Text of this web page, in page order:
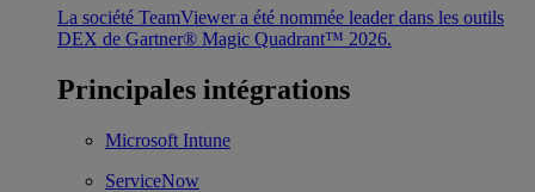
La société TeamViewer a été nommée leader dans les outils
DEX de Gartner® Magic Quadrant™ 2026.
Principales intégrations
Microsoft Intune
ServiceNow